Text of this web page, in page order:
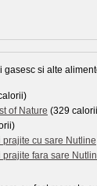
gasesc si alte
of Nature (329
cu sare Nutline
fara sare